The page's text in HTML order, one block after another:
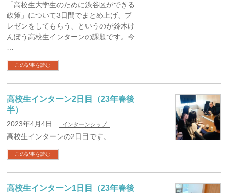
「高校生大学生のために渋谷区ができる
政策」について3日間でまとめ上げ、プ
レゼンをしてもらう、というのが鈴木け
んぽう高校生インターンの課題です。今
この記事を読む
高校生インターン2日目（23年春後
半）
2023年4月4日 インターンシップ
高校生インターンの2日目です。
この記事を読む
高校生インターン1日目（23年春後